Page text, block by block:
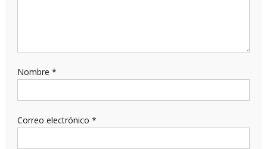
Nombre *
Correo electrónico *